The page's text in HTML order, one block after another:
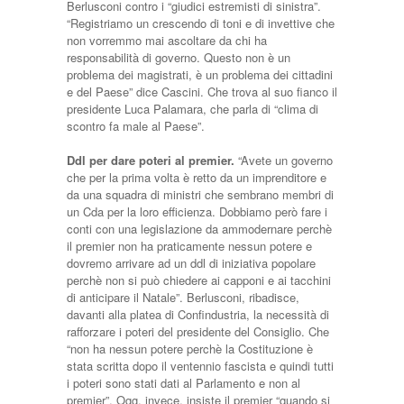
Berlusconi contro i “giudici estremisti di sinistra”.
“Registriamo un crescendo di toni e di invettive che
non vorremmo mai ascoltare da chi ha
responsabilità di governo. Questo non è un
problema dei magistrati, è un problema dei cittadini
e del Paese” dice Cascini. Che trova al suo fianco il
presidente Luca Palamara, che parla di “clima di
scontro fa male al Paese”.
Ddl per dare poteri al premier. “Avete un governo
che per la prima volta è retto da un imprenditore e
da una squadra di ministri che sembrano membri di
un Cda per la loro efficienza. Dobbiamo però fare i
conti con una legislazione da ammodernare perchè
il premier non ha praticamente nessun potere e
dovremo arrivare ad un ddl di iniziativa popolare
perchè non si può chiedere ai capponi e ai tacchini
di anticipare il Natale”. Berlusconi, ribadisce,
davanti alla platea di Confindustria, la necessità di
rafforzare i poteri del presidente del Consiglio. Che
“non ha nessun potere perchè la Costituzione è
stata scritta dopo il ventennio fascista e quindi tutti
i poteri sono stati dati al Parlamento e non al
premier”. Ogg, invece, insiste il premier “quando si